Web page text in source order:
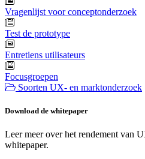
Vragenlijst voor conceptonderzoek
Test de prototype
Entretiens utilisateurs
Focusgroepen
Soorten UX- en marktonderzoek
Download de whitepaper
Leer meer over het rendement van
whitepaper.